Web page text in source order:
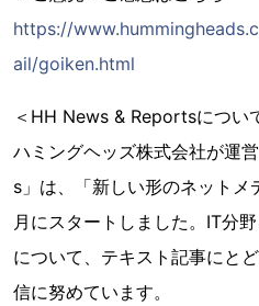
https://
ail/goiken.html
＜HH News & Reportsについ
ハミングヘッズ株式会社が運
s」は、「新しい形のネットメ
月にスタートしました。IT分
について、テキスト記事にと
信に努めています。